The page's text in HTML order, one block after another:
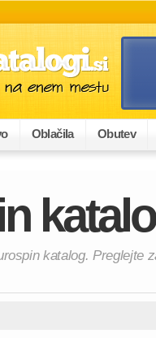
Oblačila Obutev
katalog. Preglejte